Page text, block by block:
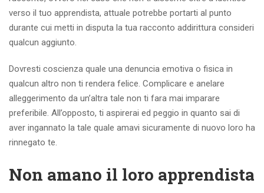
verso il tuo apprendista, attuale potrebbe portarti al punto
durante cui metti in disputa la tua racconto addirittura consideri
qualcun aggiunto.
Dovresti coscienza quale una denuncia emotiva o fisica in
qualcun altro non ti rendera felice. Complicare e anelare
alleggerimento da un’altra tale non ti fara mai imparare
preferibile. All’opposto, ti aspirerai ed peggio in quanto sai di
aver ingannato la tale quale amavi sicuramente di nuovo loro ha
rinnegato te.
Non amano il loro apprendista